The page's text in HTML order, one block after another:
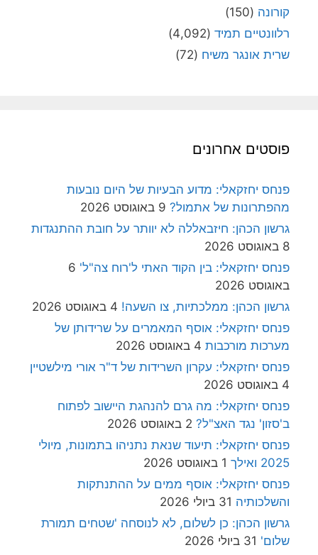
קורונה (150)
רלוונטיים תמיד (4,092)
שרית אונגר משיח (72)
פוסטים אחרונים
פנחס יחזקאלי: מדוע הבעיות של היום נובעות
מהפתרונות של אתמול? 9 באוגוסט 2026
גרשון הכהן: חיזבאללה לא יוותר על חובת ההתנגדות
8 באוגוסט 2026
פנחס יחזקאלי: בין הקוד האתי ל'רוח צה"ל' 6
באוגוסט 2026
גרשון הכהן: ממלכתיות, צו השעה! 4 באוגוסט 2026
פנחס יחזקאלי: אוסף המאמרים על שרידותן של
מערכות מורכבות 4 באוגוסט 2026
פנחס יחזקאלי: עקרון השרידות של ד"ר אורי מילשטיין
4 באוגוסט 2026
פנחס יחזקאלי: מה גרם להנהגת היישוב לפתוח
ב'סזון' נגד האצ"ל? 2 באוגוסט 2026
פנחס יחזקאלי: תיעוד שנאת נתניהו בתמונות, מיולי
2025 ואילך
1 באוגוסט 2026
פנחס יחזקאלי: אוסף ממים על ההתנתקות
והשלכותיה 31 ביולי 2026
גרשון הכהן: כן לשלום, לא לנוסחה 'שטחים תמורת
שלום' 31 ביולי 2026